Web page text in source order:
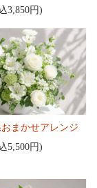
3,850円)
まかせアレンジ
5,500円)